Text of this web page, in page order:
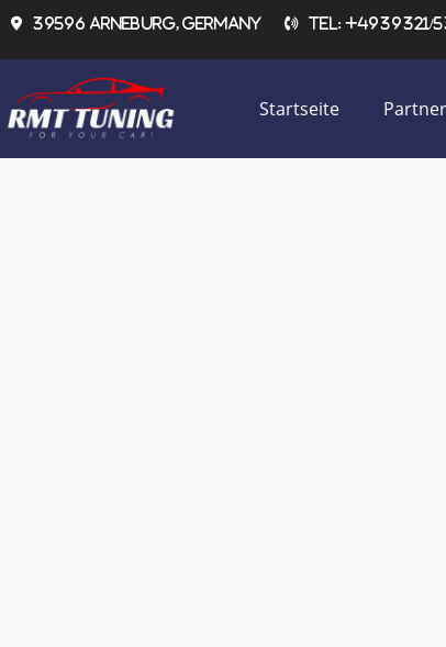
Zum39596 Arneburg, Germany Tel: +4939321/
Startseite Partner